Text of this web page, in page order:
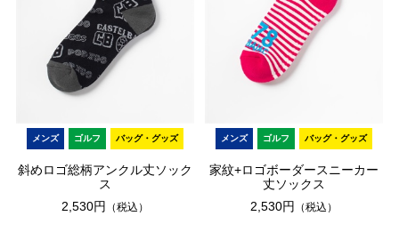
メンズ ゴルフ バッグ・グッズ
斜めロゴ総柄アンクル丈ソック
ス
2,530円
（税込）
メンズ ゴルフ バッグ・グッズ
家紋+ロゴボーダースニーカー
丈ソックス
2,530円
（税込）